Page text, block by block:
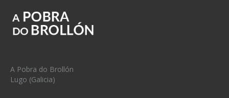
A Pobra do Brollón
Lugo (Galicia)